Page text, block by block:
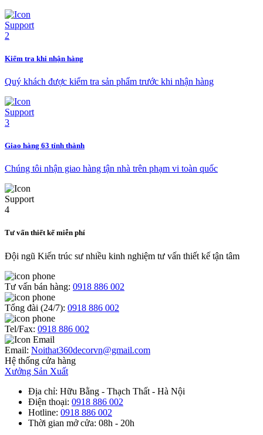
Kiểm tra khi nhận hàng
Quý khách được kiểm tra sản phẩm trước khi nhận hàng
Giao hàng 63 tỉnh thành
Chúng tôi nhận giao hàng tận nhà trên phạm vi toàn quốc
Tư vấn thiết kế miễn phí
Đội ngũ Kiến trúc sư nhiều kinh nghiệm tư vấn thiết kế tận tâm
Tư vấn bán hàng: 0918 886 002
Tổng đài (24/7): 0918 886 002
Tel/Fax: 0918 886 002
Email: Noithat360decorvn@gmail.com
Hệ thống cửa hàng
Xưởng Sản Xuất
Địa chỉ: Hữu Bằng - Thạch Thất - Hà Nội
Điện thoại: 0918 886 002
Hotline: 0918 886 002
Thời gian mở cửa: 08h - 20h